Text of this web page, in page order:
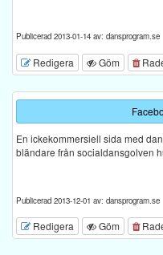
Publicerad 2013-01-14 av: dansprogram.se
Redigera Göm
En ickekommersiell sida med
bländare från socialdansgolven
Publicerad 2013-12-01 av: dansprogram.se
Redigera Göm